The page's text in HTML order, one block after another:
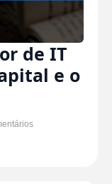
de IT
e o